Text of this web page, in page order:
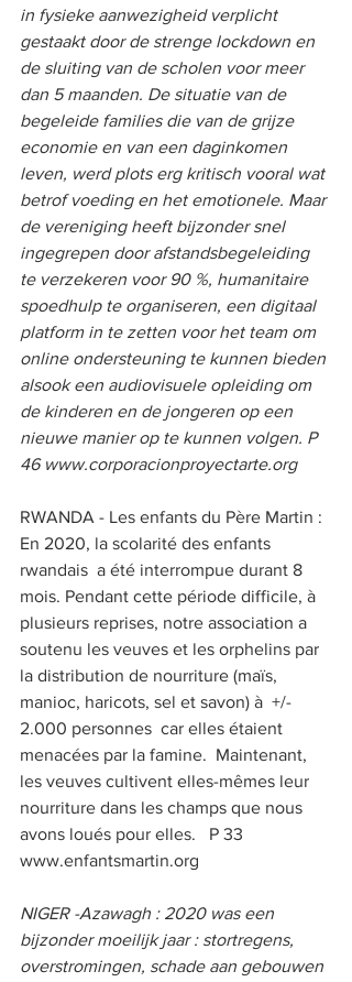
in fysieke aanwezigheid verplicht
gestaakt door de strenge lockdown en
de sluiting van de scholen voor meer
dan 5 maanden. De situatie van de
begeleide families die van de grijze
economie en van een daginkomen
leven, werd plots erg kritisch vooral wat
betrof voeding en het emotionele. Maar
de vereniging heeft bijzonder snel
ingegrepen door afstandsbegeleiding
te verzekeren voor 90 %, humanitaire
spoedhulp te organiseren, een digitaal
platform in te zetten voor het team om
online ondersteuning te kunnen bieden
alsook een audiovisuele opleiding om
de kinderen en de jongeren op een
nieuwe manier op te kunnen volgen. P
46 www.corporacionproyectarte.org
RWANDA - Les enfants du Père Martin :
En 2020, la scolarité des enfants
rwandais  a été interrompue durant 8
mois. Pendant cette période difficile, à
plusieurs reprises, notre association a
soutenu les veuves et les orphelins par
la distribution de nourriture (maïs,
manioc, haricots, sel et savon) à  +/-
2.000 personnes  car elles étaient
menacées par la famine.  Maintenant,
les veuves cultivent elles-mêmes leur
nourriture dans les champs que nous
avons loués pour elles.   P 33
www.enfantsmartin.org
NIGER -Azawagh : 2020 was een
bijzonder moeilijk jaar : stortregens,
overstromingen, schade aan gebouwen